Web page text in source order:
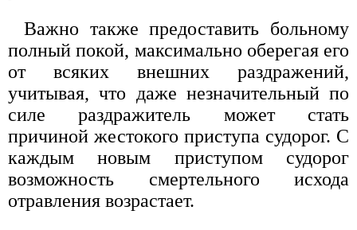
Важно также предоставить больному
полный покой, максимально оберегая его
от всяких внешних раздражений,
учитывая, что даже незначительный по
силе раздражитель может стать
причиной жестокого приступа судорог. С
каждым новым приступом судорог
возможность смертельного исхода
отравления возрастает.